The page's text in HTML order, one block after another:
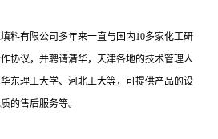
料有限公司多年来一直与国内10多家化工研
协议，并聘请清华，天津各地的技术管理人
东理工大学、河北工大等，可提供产品的设
的售后服务等。